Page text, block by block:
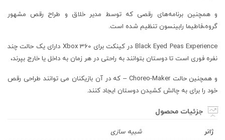
و همچنین برنامه‌های رقصی که توسط مدیر خلاق و طراح رقص مشهور
گروه،فاطیما رابینسون تنظیم شده است.
Black Eyed Peas Experience در کینکت برای Xbox 360 دارای یک حالت چند
نفره فوری است تا دوستان بتوانند به راحتی در هر زمان به داخل یا خارج بپرند،
و همچنین حالت Choreo-Maker – که در آن بازیکنان می توانند طراحی رقص
خود را برای به چالش کشیدن دوستان ایجاد کنند.
جزئیات محصول
ژانر
شبیه سازی